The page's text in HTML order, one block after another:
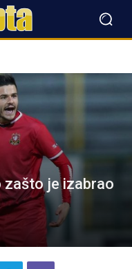
zašto je izabrao